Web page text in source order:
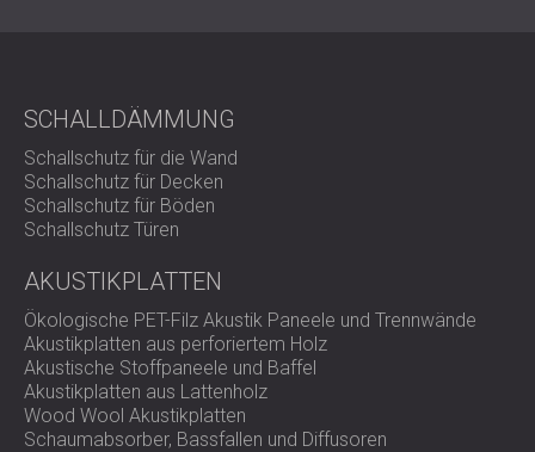
Elastomerkonstruktion, der vielfältigen
anderen Isolationselementen eignet es sich für ein breites
Spektrum industrieller und mechanischer Anwendungen.
Kontaktieren Sie DECIBEL noch heute,
SCHALLDÄMMUNG
Schallschutz für die Wand
Schallschutz für Decken
Schallschutz für Böden
Schallschutz Türen
AKUSTIKPLATTEN
Ökologische PET-Filz Akustik Paneele und Trennwände
Akustikplatten aus perforiertem Holz
Akustische Stoffpaneele und Baffel
Akustikplatten aus Lattenholz
Wood Wool Akustikplatten
Schaumabsorber, Bassfallen und Diffusoren